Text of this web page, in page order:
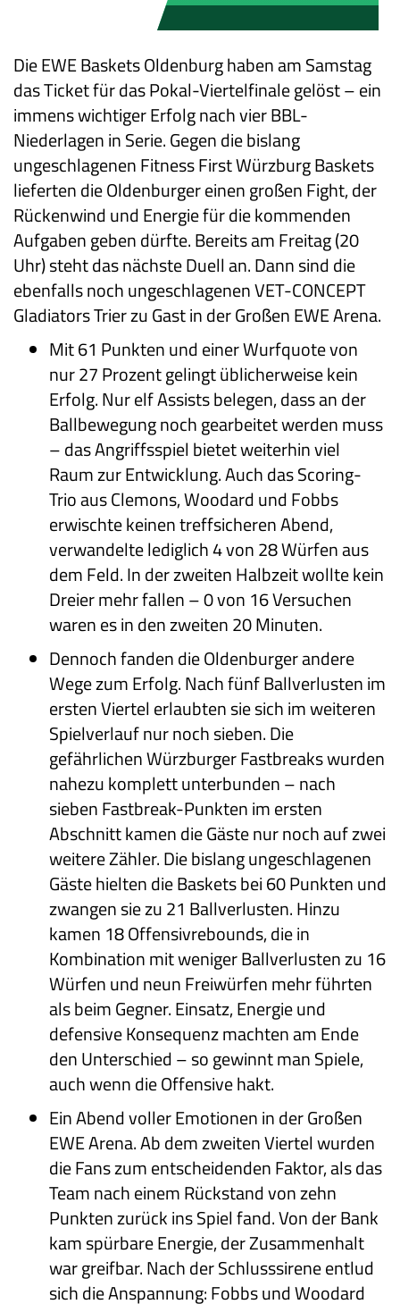
Die EWE Baskets Oldenburg haben am Samstag
das Ticket für das Pokal-Viertelfinale gelöst – ein
immens wichtiger Erfolg nach vier BBL-
Niederlagen in Serie. Gegen die bislang
ungeschlagenen Fitness First Würzburg Baskets
lieferten die Oldenburger einen großen Fight, der
Rückenwind und Energie für die kommenden
Aufgaben geben dürfte. Bereits am Freitag (20
Uhr) steht das nächste Duell an. Dann sind die
ebenfalls noch ungeschlagenen VET-CONCEPT
Gladiators Trier zu Gast in der Großen EWE Arena.
Mit 61 Punkten und einer Wurfquote von
nur 27 Prozent gelingt üblicherweise kein
Erfolg. Nur elf Assists belegen, dass an der
Ballbewegung noch gearbeitet werden muss
– das Angriffsspiel bietet weiterhin viel
Raum zur Entwicklung. Auch das Scoring-
Trio aus Clemons, Woodard und Fobbs
erwischte keinen treffsicheren Abend,
verwandelte lediglich 4 von 28 Würfen aus
dem Feld. In der zweiten Halbzeit wollte kein
Dreier mehr fallen – 0 von 16 Versuchen
waren es in den zweiten 20 Minuten.
Dennoch fanden die Oldenburger andere
Wege zum Erfolg. Nach fünf Ballverlusten im
ersten Viertel erlaubten sie sich im weiteren
Spielverlauf nur noch sieben. Die
gefährlichen Würzburger Fastbreaks wurden
nahezu komplett unterbunden – nach
sieben Fastbreak-Punkten im ersten
Abschnitt kamen die Gäste nur noch auf zwei
weitere Zähler. Die bislang ungeschlagenen
Gäste hielten die Baskets bei 60 Punkten und
zwangen sie zu 21 Ballverlusten. Hinzu
kamen 18 Offensivrebounds, die in
Kombination mit weniger Ballverlusten zu 16
Würfen und neun Freiwürfen mehr führten
als beim Gegner. Einsatz, Energie und
defensive Konsequenz machten am Ende
den Unterschied – so gewinnt man Spiele,
auch wenn die Offensive hakt.
Ein Abend voller Emotionen in der Großen
EWE Arena. Ab dem zweiten Viertel wurden
die Fans zum entscheidenden Faktor, als das
Team nach einem Rückstand von zehn
Punkten zurück ins Spiel fand. Von der Bank
kam spürbare Energie, der Zusammenhalt
war greifbar. Nach der Schlusssirene entlud
sich die Anspannung: Fobbs und Woodard